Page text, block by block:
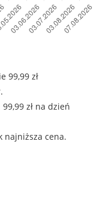
99,99 zł
zł na dzień
najniższa cena.